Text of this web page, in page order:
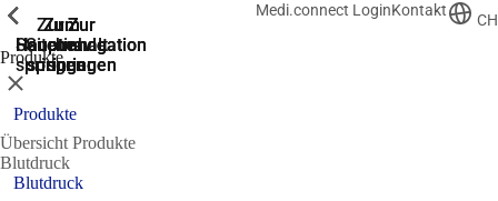
Zur
Suche
springen
Zur
Hauptnavigation
springen
Zur
Hauptnavigation
springen
Zum
Hauptinhalt
springen
Zum
Seitenende
springen
Medi.connect LoginKontakt
CH
Produkte
Zeige vorherige
Schließen
Produkte
Übersicht Produkte
Blutdruck
Zeige vorherige
Blutdruck
Zeige vorherige
Zeige vorherige
Zeige vorherige
Zeige vorherige